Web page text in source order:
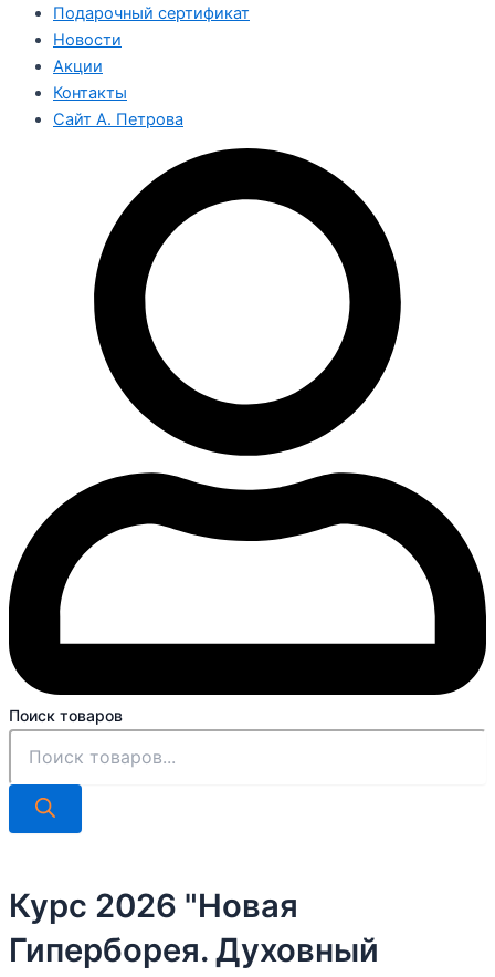
Подарочный сертификат
Новости
Акции
Контакты
Сайт А. Петрова
Поиск товаров
Курс 2026 "Новая
Гиперборея. Духовный